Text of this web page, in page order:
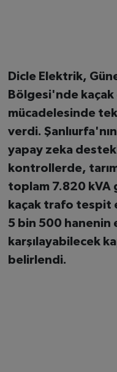
Dicle Elektrik,
Bölgesi'nde kaçak
mücadelesinde
verdi. Şanlıurfa'nın
yapay zeka
kontrollerde,
toplam 7.820 kVA
kaçak trafo tespit
5 bin 500 hanenin
karşılayabilecek
belirlendi.